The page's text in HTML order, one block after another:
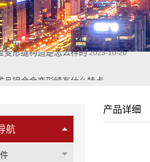
变形缝构造是怎么样的 2023-10-20
缝安装要求有哪些
缝的设计和制造需要考虑哪些因
航
产品详细